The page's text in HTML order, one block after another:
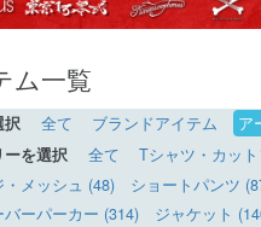
ム一覧
択 全て ブランドアイテム ア
ーを選択
全て Tシャツ・カッ
・メッシュ (48)
ショートパンツ
バーパーカー (314)
ジャケット